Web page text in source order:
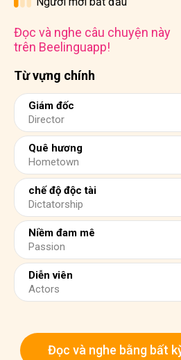
Từ vựng chính
Giám đốc
Director
Quê hương
Hometown
chế độ độc tài
Dictatorship
Niềm đam mê
Passion
Diễn viên
Actors
Đọc và nghe câu chuyện này
trên Beelinguapp!
Đọc và nghe bằng bất